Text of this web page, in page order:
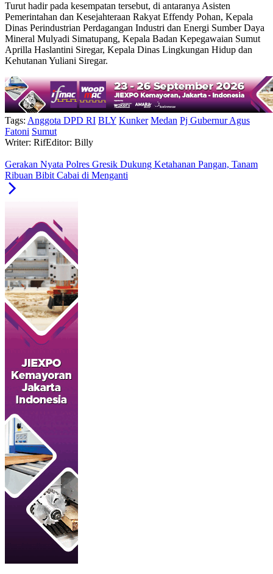
Turut hadir pada kesempatan tersebut, di antaranya Asisten
Pemerintahan dan Kesejahteraan Rakyat Effendy Pohan, Kepala
Dinas Perindustrian Perdagangan Industri dan Energi Sumber Daya
Mineral Mulyadi Simatupang, Kepala Badan Kepegawaian Sumut
Aprilla Haslantini Siregar, Kepala Dinas Lingkungan Hidup dan
Kehutanan Yuliani Siregar.
Tags: Anggota DPD RI BLY Kunker Medan Pj Gubernur Agus
Fatoni Sumut
Writer: RifEditor: Billy
Gerakan Nyata Polres Gresik Dukung Ketahanan Pangan, Tanam
Ribuan Bibit Cabai di Menganti